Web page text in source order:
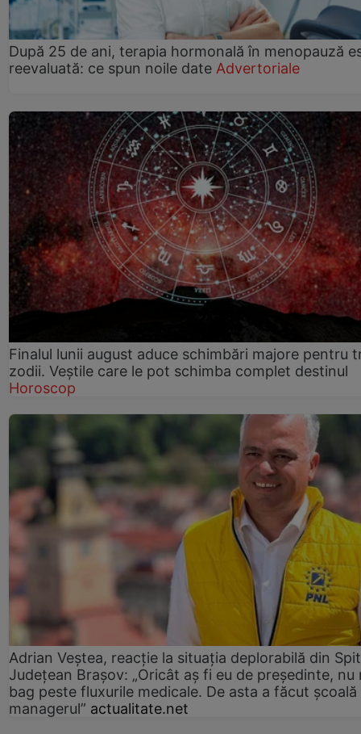
După 25 de ani, terapia hormonală în menopauză
reevaluată: ce spun noile date Advertoriale
Finalul lunii august aduce schimbări majore pentru
zodii. Veștile care le pot schimba complet destinul
Horoscop
Adrian Veștea, reacție la situația deplorabilă din
Județean Brașov: „Oricât aș fi eu de președinte, nu
bag peste fluxurile medicale. De asta a făcut școală
managerul” actualitate.net